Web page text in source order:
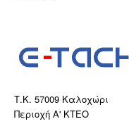
Τ.Κ. 57009 Καλοχώρι
Περιοχή Α' ΚΤΕΟ